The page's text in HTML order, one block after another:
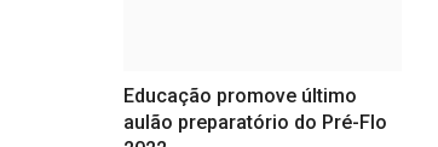
Educação promove último
aulão preparatório do Pré-Flo